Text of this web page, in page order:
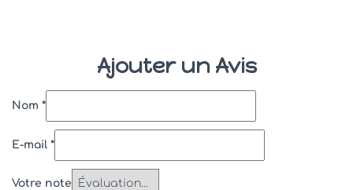
Ajouter un Avis
Nom *
E-mail *
Votre note